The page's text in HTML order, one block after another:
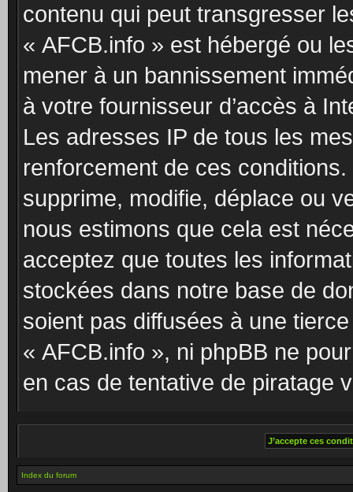
contenu qui peut transgresser
« AFCB.info » est hébergé ou
mener à un bannissement
à votre fournisseur d’accès à
Les adresses IP de tous les
renforcement de ces
supprime, modifie, déplace ou
nous estimons que cela est
acceptez que toutes les
stockées dans notre base de
soient pas diffusées à une
« AFCB.info », ni phpBB ne
en cas de tentative de piratage
Index du forum